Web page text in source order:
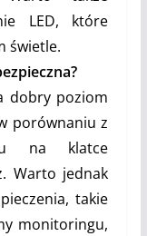
LED, które
świetle.
dobry poziom
porównaniu z
na klatce
Warto jednak
takie
monitoringu,